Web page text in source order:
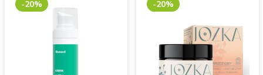
niedoskonałościami skóry i
przywraca jej jędrność.
-20% -20%